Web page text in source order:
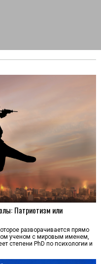
Патриотизм или
разворачивается прямо
ученом с мировым именем,
степени PhD по психологии и